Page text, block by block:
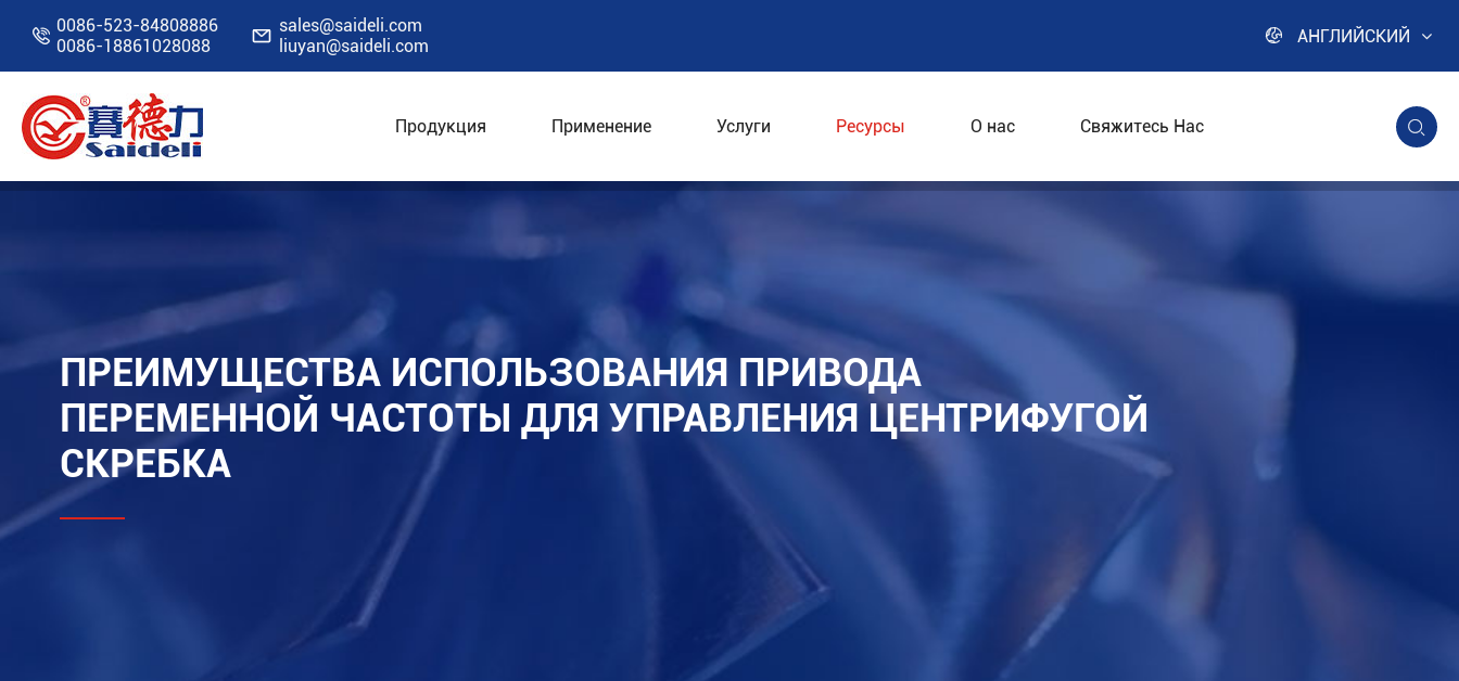
 0086-523-84808886
0086-18861028088
 sales@saideli.com
liuyan@saideli.com
 АНГЛИЙСКИЙ
Продукция Применение Услуги Ресурсы О нас Свяжитесь Нас 
Главная Ресурсы
ПРЕИМУЩЕСТВА ИСПОЛЬЗОВАНИЯ ПРИВОДА
ПЕРЕМЕННОЙ ЧАСТОТЫ ДЛЯ УПРАВЛЕНИЯ ЦЕНТРИФУГОЙ
СКРЕБКА